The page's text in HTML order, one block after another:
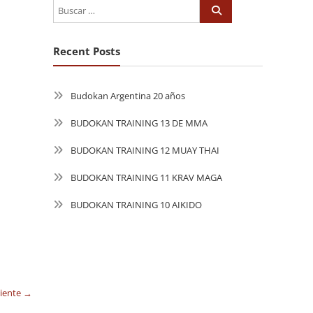
→
Recent Posts
Budokan Argentina 20 años
BUDOKAN TRAINING 13 DE MMA
BUDOKAN TRAINING 12 MUAY THAI
BUDOKAN TRAINING 11 KRAV MAGA
BUDOKAN TRAINING 10 AIKIDO